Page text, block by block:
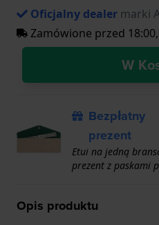
Oficjalny dealer marki
Zamówione przed
W
Bezpłatny
prezent
Etui na jedną
prezent z paskami
Opis produktu